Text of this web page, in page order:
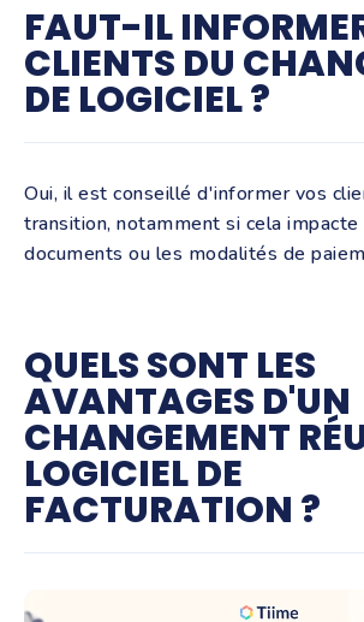
FAUT-IL
CLIENTS DU
DE LOGICIEL ?
Oui, il est conseillé d'informer vos
transition, notamment si cela impacte
documents ou les modalités de
QUELS SONT LES
AVANTAGES D'UN
CHANGEMENT
LOGICIEL DE
FACTURATION ?